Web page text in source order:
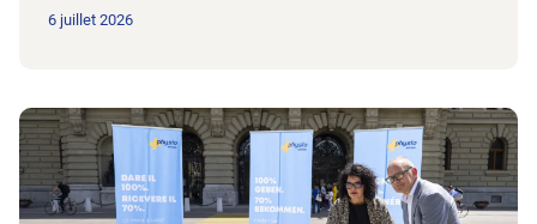
6 juillet 2026
Vers l'article Physioswiss lance une pétition pour des tarifs